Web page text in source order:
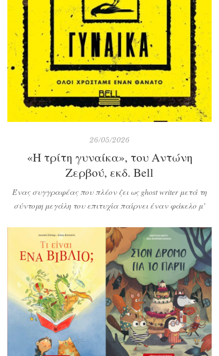
26/05/2026
«Η τρίτη γυναίκα», του Αντώνη
Ζερβού, εκδ. Bell
Ένας συγγραφέας που πλέον ζει ως ghost writer μετά τη
σύντομη μεγάλη του επιτυχία παίρνει έναν φάκελο μ’
γυναίκας. Έτσι ξεκινάει μια υποχρεωτική μακάβρια
συνεργασία που τον ξαναφέρνει στην πρώτη θέση των
πωλήσεων και τον κάνει να νιώθει ανίκητος. Κάθε πτώμα
και μια νέα, συναρπαστική ιστορία που […]